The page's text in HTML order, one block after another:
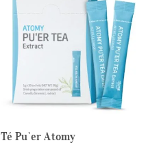
Té Pu`er Atomy